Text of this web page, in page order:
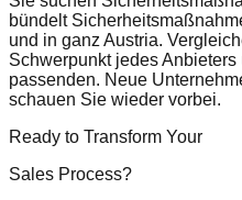
bündelt
und in ganz Austria.
Schwerpunkt jedes
passenden. Neue
schauen Sie wieder vorbei.
Ready to Transform Your
Sales Process?